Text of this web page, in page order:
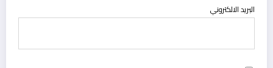
البريد الالكتروني